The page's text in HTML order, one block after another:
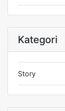
Kategori
Story